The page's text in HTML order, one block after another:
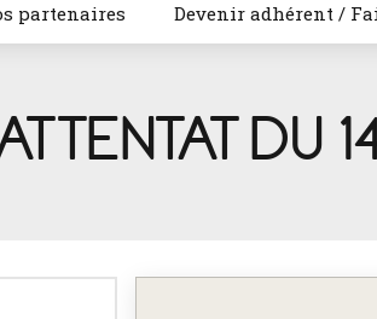
partenaires Devenir adhérent /
DU